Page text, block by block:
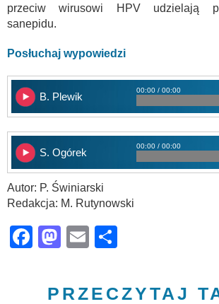
przeciw wirusowi HPV udzielają
sanepidu.
Posłuchaj wypowiedzi
B. Plewik
00:00 / 00:00
S. Ogórek
00:00 / 00:00
Autor: P. Świniarski
Redakcja: M. Rutynowski
Facebook
Mastodon
Email
PRZECZYTAJ